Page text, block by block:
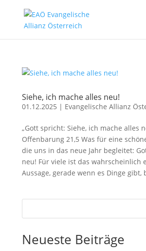
Siehe, ich mache alles neu!
01.12.2025 | Evangelische Allianz
„Gott spricht: Siehe, ich mache alles
Offenbarung 21,5 Was für eine
die uns in das neue Jahr begleitet:
neu! Für viele ist das wahrscheinlich
Aussage, gerade wenn es Dinge gibt,
Neueste Beiträge